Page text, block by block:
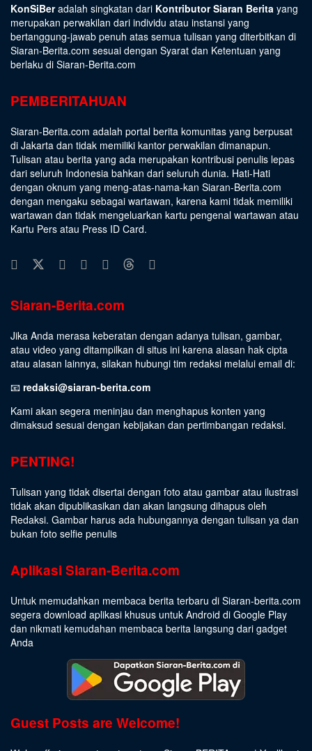
KonSiBeradalah singkatan dari Kontributor Siaran Berita yang
merupakan perwakilan dari individu atau instansi yang
bertanggung-jawab penuh atas semua tulisan yang diterbitkan di
Siaran-Berita.com sesuai dengan Syarat dan Ketentuan yang
berlaku di Siaran-Berita.com
PEMBERITAHUAN
Siaran-Berita.com adalah portal berita komunitas yang berpusat
di Jakarta dan tidak memiliki kantor perwakilan dimanapun.
Tulisan atau berita yang ada merupakan kontribusi penulis lepas
dari seluruh Indonesia bahkan dari seluruh dunia. Hati-Hati
dengan oknum yang meng-atas-nama-kan Siaran-Berita.com
dengan mengaku sebagai wartawan, karena kami tidak memiliki
wartawan dan tidak mengeluarkan kartu pengenal wartawan atau
Kartu Pers atau Press ID Card.
Siaran-Berita.com
Jika Anda merasa keberatan dengan adanya tulisan, gambar,
atau video yang ditampilkan di situs ini karena alasan hak cipta
atau alasan lainnya, silakan hubungi tim redaksi melalui email di:
📧 redaksi@siaran-berita.com
Kami akan segera meninjau dan menghapus konten yang
dimaksud sesuai dengan kebijakan dan pertimbangan redaksi.
PENTING!
Tulisan yang tidak disertai dengan foto atau gambar atau ilustrasi
tidak akan dipublikasikan dan akan langsung dihapus oleh
Redaksi. Gambar harus ada hubungannya dengan tulisan ya dan
bukan foto selfie penulis
Aplikasi Siaran-Berita.com
Untuk memudahkan membaca berita terbaru di Siaran-berita.com
segera download aplikasi khusus untuk Android di Google Play
dan nikmati kemudahan membaca berita langsung dari gadget
Anda
Guest Posts are Welcome!